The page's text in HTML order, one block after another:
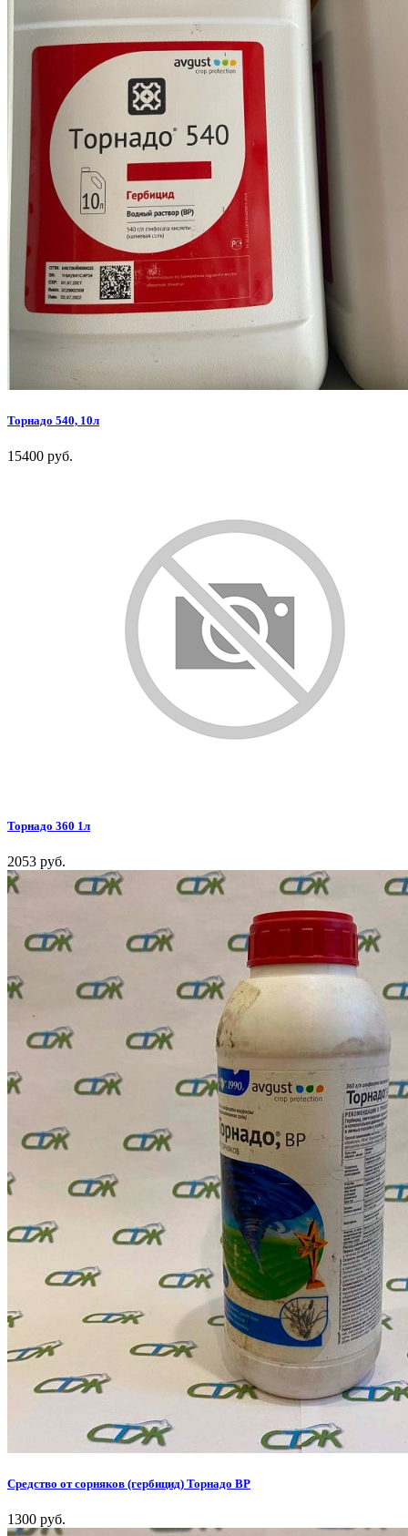
Торнадо 540, 10л
15400 руб.
Торнадо 360 1л
2053 руб.
Средство от сорняков (гербицид) Торнадо ВР
1300 руб.